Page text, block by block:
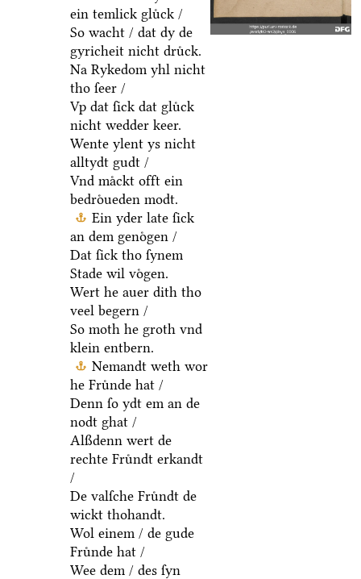
ein temlick gluͤck /
So wacht / dat dy de
gyricheit nicht druͤck.
Na Rykedom yhl nicht
tho ſeer /
Vp dat ſick dat gluͤck
nicht wedder keer.
Wente ylent ys nicht
alltydt gudt /
Vnd maͤckt offt ein
bedroͤueden modt.
Ein yder late ſick
an dem genoͤgen /
Dat ſick tho ſynem
Stade wil voͤgen.
Wert he auer dith tho
veel begern /
So moth he groth vnd
klein entbern.
Nemandt weth wor
he Fruͤnde hat /
Denn ſo ydt em an de
nodt ghat /
Alßdenn wert de
rechte Fruͤndt erkandt
/
De valſche Fruͤndt de
wickt thohandt.
Wol einem / de gude
Fruͤnde hat /
Wee dem / des ſyn